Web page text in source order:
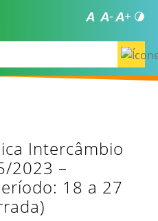
Intercâmbio
2023 –
18 a 27